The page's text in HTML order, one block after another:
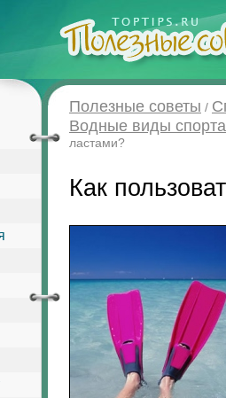
Полезные советы /
Водные виды спорта
ластами?
Как